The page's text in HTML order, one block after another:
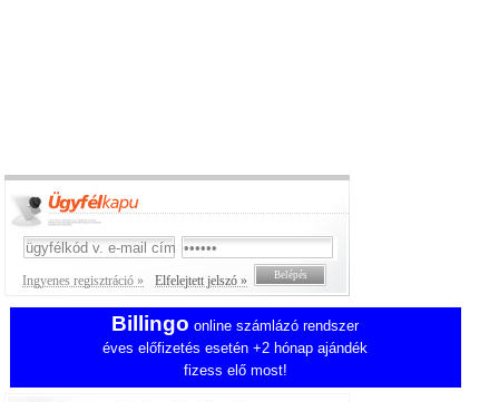
Ingyenes regisztráció » Elfelejtett jelszó »
Billingo online számlázó rendszer
éves előfizetés esetén +2 hónap ajándék
fizess elő most!